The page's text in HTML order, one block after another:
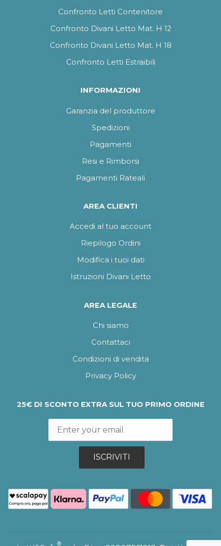
Confronto Letti Contenitore
Confronto Divani Letto Mat. H 12
Confronto Divani Letto Mat. H 18
Confronto Letti Estraibili
INFORMAZIONI
Garanzia del produttore
Spedizioni
Pagamenti
Resi e Rimborsi
Pagamenti Rateali
AREA CLIENTI
Accedi al tuo account
Riepilogo Ordini
Modifica i tuoi dati
Istruzioni Divani Letto
AREA LEGALE
Chi siamo
Contattaci
Condizioni di vendita
Privacy Policy
25€ DI SCONTO EXTRA SUL TUO PRIMO ORDINE
ISCRIVITI
®